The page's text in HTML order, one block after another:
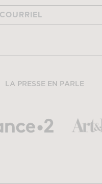
LA PRESSE EN PARLE